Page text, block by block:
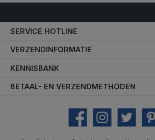
SERVICE HOTLINE
VERZENDINFORMATIE
KENNISBANK
BETAAL- EN VERZENDMETHODEN
Facebook Instagram Twitter